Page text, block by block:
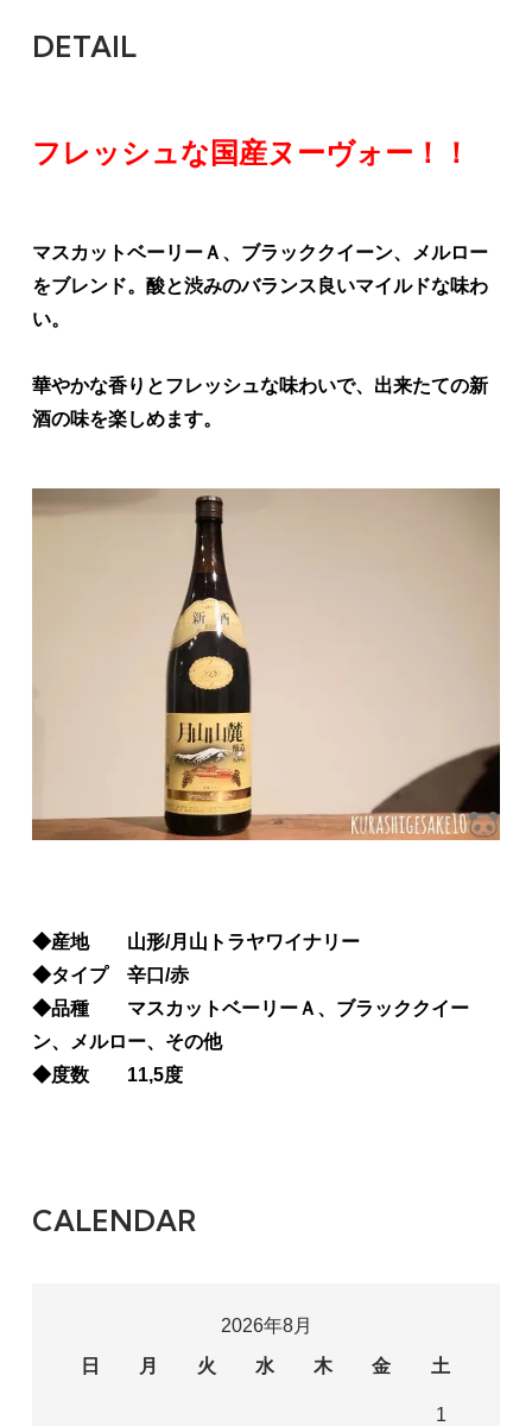
DETAIL
フレッシュな国産ヌーヴォー！！
マスカットベーリーＡ、ブラッククイーン、メルロー
をブレンド。酸と渋みのバランス良いマイルドな味わ
い。
華やかな香りとフレッシュな味わいで、出来たての新
酒の味を楽しめます。
◆産地 山形/月山トラヤワイナリー
◆タイプ 辛口/赤
◆品種 マスカットベーリーＡ、ブラッククイー
ン、メルロー、その他
◆度数 11,5度
CALENDAR
2026年8月
日
月 火 水 木 金 土
1